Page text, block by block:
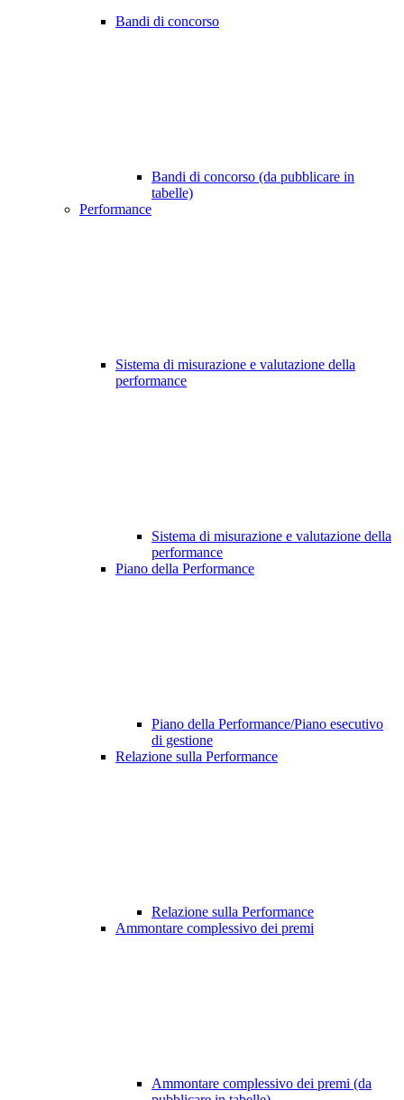
Bandi di concorso
Bandi di concorso (da pubblicare in
tabelle)
Performance
Sistema di misurazione e valutazione della
performance
Sistema di misurazione e valutazione della
performance
Piano della Performance
Piano della Performance/Piano esecutivo
di gestione
Relazione sulla Performance
Relazione sulla Performance
Ammontare complessivo dei premi
Ammontare complessivo dei premi (da